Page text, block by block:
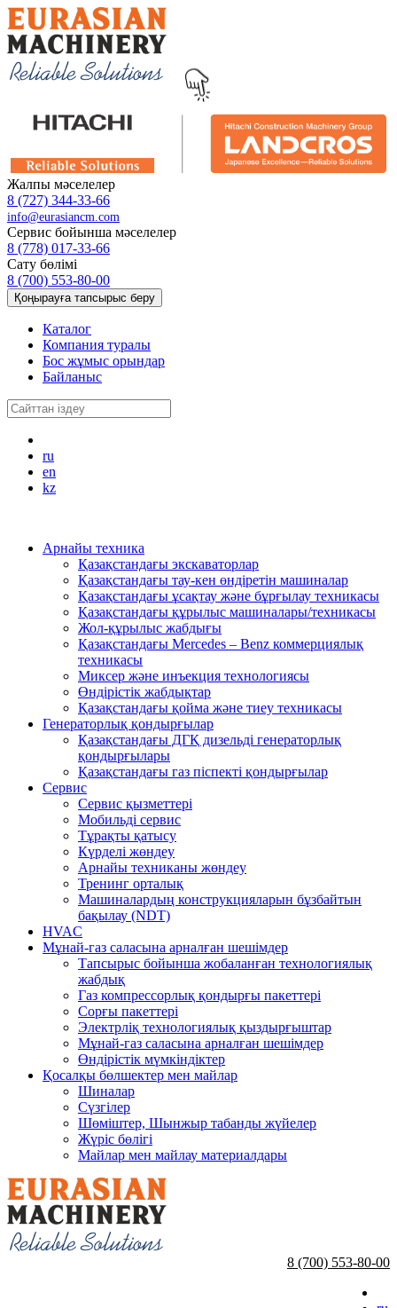
Жалпы мәселелер
8 (727) 344-33-66
info@eurasiancm.com
Сервис бойынша мәселелер
8 (778) 017-33-66
Сату бөлімі
8 (700) 553-80-00
Қоңырауға тапсырыс беру
Каталог
Компания туралы
Бос жұмыс орындар
Байланыс
ru
en
kz
Арнайы техника
Қазақстандағы экскаваторлар
Қазақстандағы тау-кен өндіретін машиналар
Қазақстандағы ұсақтау және бұрғылау техникасы
Қазақстандағы құрылыс машиналары/техникасы
Жол-құрылыс жабдығы
Қазақстандағы Mercedes – Benz коммерциялық
техникасы
Миксер және инъекция технологиясы
Өндірістік жабдықтар
Қазақстандағы қойма және тиеу техникасы
Генераторлық қондырғылар
Қазақстандағы ДГҚ дизельді генераторлық
қондырғылары
Қазақстандағы газ піспекті қондырғылар
Сервис
Сервис қызметтері
Мобильді сервис
Тұрақты қатысу
Күрделі жөндеу
Арнайы техниканы жөндеу
Тренинг орталық
Машиналардың конструкцияларын бұзбайтын
бақылау (NDT)
HVAC
Мұнай-газ саласына арналған шешімдер
Тапсырыс бойынша жобаланған технологиялық
жабдық
Газ компрессорлық қондырғы пакеттері
Сорғы пакеттері
Электрліқ технологиялық қыздырғыштар
Мұнай-газ саласына арналған шешімдер
Өндірістік мүмкіндіктер
Қосалқы бөлшектер мен майлар
Шиналар
Сүзгілер
Шөміштер, Шынжыр табанды жүйелер
Жүріс бөлігі
Майлар мен майлау материалдары
8 (700) 553-80-00